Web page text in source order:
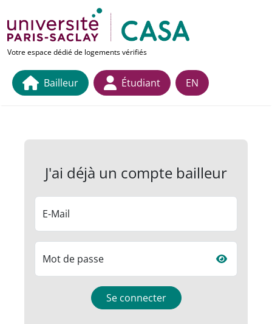
Aller au contenu principal
Lien vers la page d'accueil
Votre espace dédié de logements vérifiés
Bailleur Étudiant EN
J'ai déjà un compte bailleur
E-Mail
Mot de passe
Se connecter